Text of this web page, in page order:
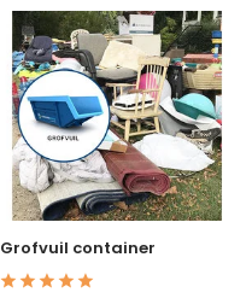
Grofvuil container